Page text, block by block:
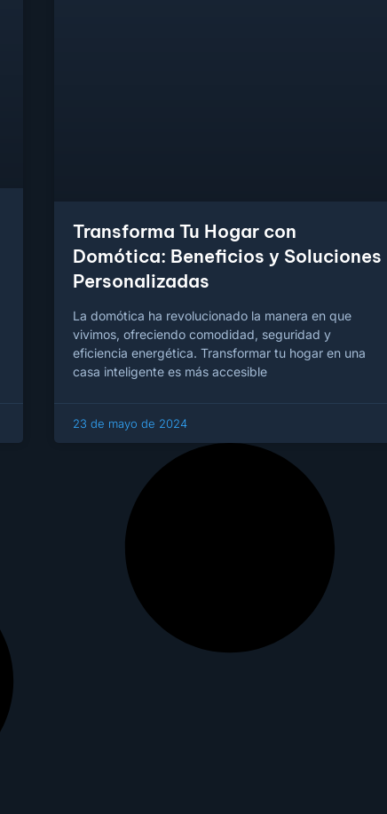
Transforma Tu Hogar con
Domótica: Beneficios y Soluciones
Personalizadas
La domótica ha revolucionado la manera en que
vivimos, ofreciendo comodidad, seguridad y
eficiencia energética. Transformar tu hogar en una
casa inteligente es más accesible
23 de mayo de 2024